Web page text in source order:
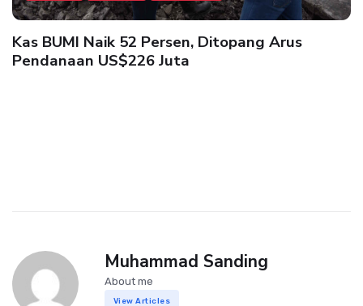
Kas BUMI Naik 52 Persen, Ditopang Arus
Pendanaan US$226 Juta
Muhammad Sanding
About me
View Articles